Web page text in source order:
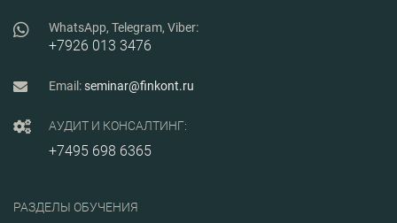
WhatsApp, Telegram, Viber:
+7926 013 3476
Email:seminar@finkont.ru
АУДИТ И КОНСАЛТИНГ:
+7495 698 6365
РАЗДЕЛЫ ОБУЧЕНИЯ